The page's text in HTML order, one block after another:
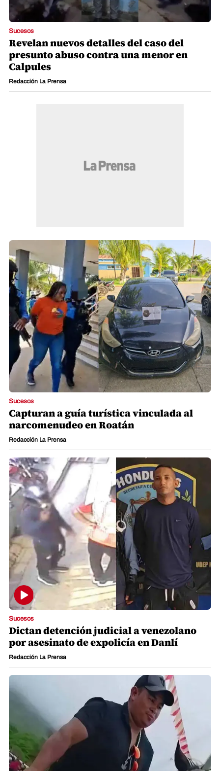
Sucesos
Revelan nuevos detalles del caso del
presunto abuso contra una menor en
Calpules
Redacción La Prensa
Sucesos
Capturan a guía turística vinculada al
narcomenudeo en Roatán
Redacción La Prensa
Sucesos
Dictan detención judicial a venezolano
por asesinato de expolicía en Danlí
Redacción La Prensa